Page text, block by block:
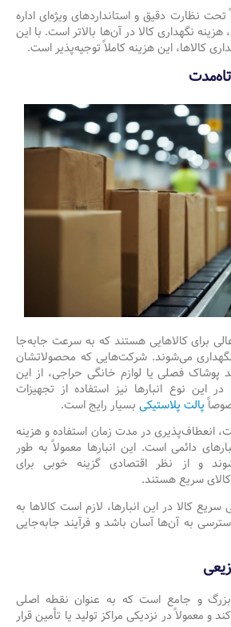
نظارت دقیق و استانداردهای ویژه‌ای اداره
نگهداری کالا در آن‌ها بالاتر است. با این
کالاها، این هزینه کاملاً توجیه‌پذیر است.
برای کالاهایی هستند که به سرعت جابه‌جا
می‌شوند. شرکت‌هایی که محصولاتشان
پوشاک فصلی یا لوازم خانگی حراجی، از این
در این نوع انبارها نیز استفاده از تجهیزات
پالت پلاستیکی بسیار رایج است.
انعطاف‌پذیری در مدت زمان استفاده و هزینه
دائمی است. این انبارها معمولاً به طور
و از نظر اقتصادی گزینه خوبی برای
سریع هستند.
کالا در این انبارها، لازم است کالاها به
به آن‌ها آسان باشد و فرآیند جابه‌جایی
و جامع است که به عنوان نقطه اصلی
و معمولاً در نزدیکی مراکز تولید یا تأمین قرار